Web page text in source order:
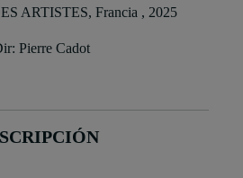
ARTISTES, Francia , 2025
Pierre Cadot